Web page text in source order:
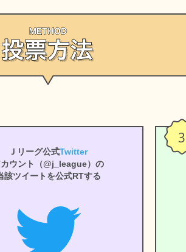
Ｊリーグ公式Twitter
ウント（@j_league）の
該ツイートを公式RTする